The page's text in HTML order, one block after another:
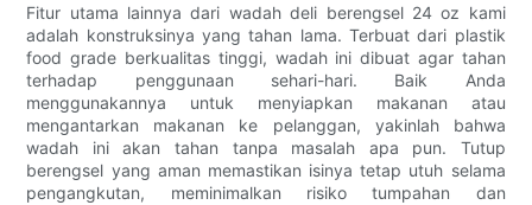
Fitur utama lainnya dari wadah deli berengsel 24 oz kami
adalah konstruksinya yang tahan lama. Terbuat dari plastik
food grade berkualitas tinggi, wadah ini dibuat agar tahan
terhadap penggunaan sehari-hari. Baik Anda
menggunakannya untuk menyiapkan makanan atau
mengantarkan makanan ke pelanggan, yakinlah bahwa
wadah ini akan tahan tanpa masalah apa pun. Tutup
berengsel yang aman memastikan isinya tetap utuh selama
pengangkutan, meminimalkan risiko tumpahan dan